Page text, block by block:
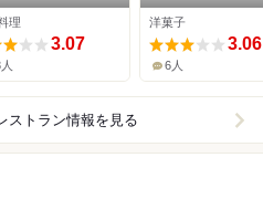
理
3.07
洋菓子
3.06
6人
ストラン情報を見る